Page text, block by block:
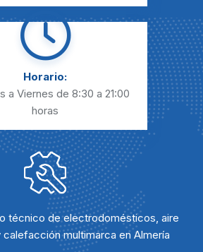
Horario:
a Viernes de 8:30 a 21:00
horas
técnico de electrodomésticos, aire
multimarca en Almería